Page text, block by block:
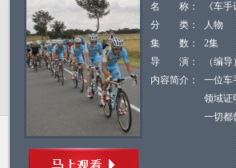
名 称：
《车手
分 类：
人物
集 数：
2集
导 演：
（编
内容简介：
一位车
领域证
一切都